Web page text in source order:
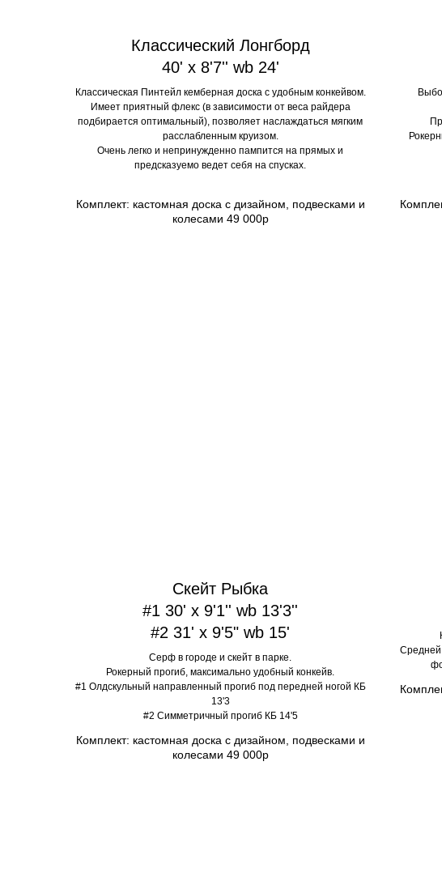
Классический Лонгборд
40' x 8'7'' wb 24'
Классическая Пинтейл кемберная доска с удобным конкейвом.
Имеет приятный флекс (в зависимости от веса райдера
подбирается оптимальный), позволяет наслаждаться мягким
расслабленным круизом.
Очень легко и непринужденно пампится на прямых и
предсказуемо ведет себя на спусках.
Комплект: кастомная доска с дизайном, подвесками и
колесами 49 000р
Скейт Рыбка
#1 30' x 9'1'' wb 13'3''
#2 31' x 9'5" wb 15'
Серф в городе и скейт в парке.
Рокерный прогиб, максимально удобный конкейв.
#1 Олдскульный направленный прогиб под передней ногой КБ
13'3
#2 Симметричный прогиб КБ 14'5
Комплект: кастомная доска с дизайном, подвесками и
колесами 49 000р
Средней